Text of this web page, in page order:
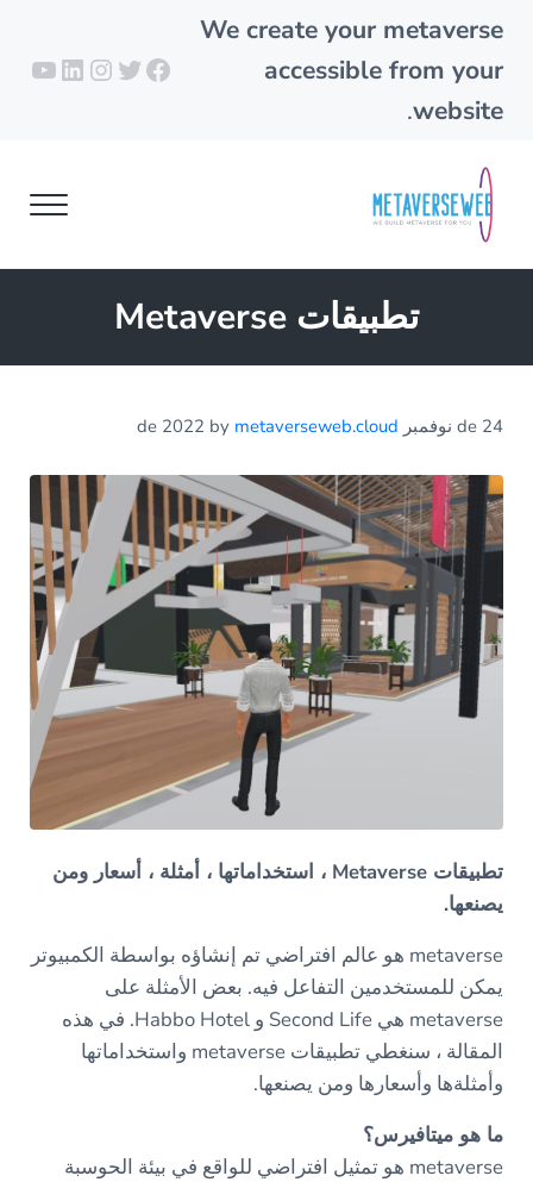
Skip to main content
Skip to header right navigation
Skip to site footer
We create your metaverse
accessible from your
website
.
فيسبوك
تويترإنستجرام
لينكد
metaverseweb.cloud
Building your metaverse
Menu
تطبيقات Metaverse
24 de نوفمبر de 2022 by metaverseweb.cloud
تطبيقات Metaverse ، استخداماتها ، أمثلة ، أسعار ومن
يصنعها.
metaverse هو عالم افتراضي تم إنشاؤه بواسطة الكمبيوتر
يمكن للمستخدمين التفاعل فيه. بعض الأمثلة على
metaverse هي Second Life و Habbo Hotel. في هذه
المقالة ، سنغطي تطبيقات metaverse واستخداماتها
وأمثلةها وأسعارها ومن يصنعها.
ما هو ميتافيرس؟
metaverse هو تمثيل افتراضي للواقع في بيئة الحوسبة